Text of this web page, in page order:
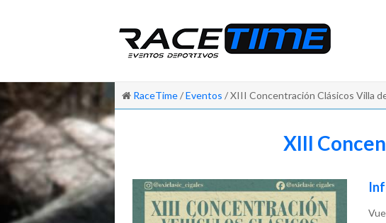
RaceTime/Eventos / XIII Concentración Clásicos Villa
XIII